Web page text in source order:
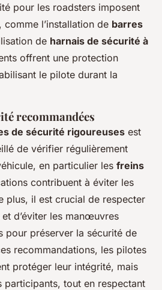
pour les roadsters imposent
l’installation de barres
de harnais de sécurité à
offrent une protection
le pilote durant la
recommandées
de sécurité rigoureuses est
de vérifier régulièrement
en particulier les freins
contribuent à éviter les
plus, il est crucial de respecter
d’éviter les manœuvres
pour préserver la sécurité de
recommandations, les pilotes
protéger leur intégrité, mais
participants, tout en respectant